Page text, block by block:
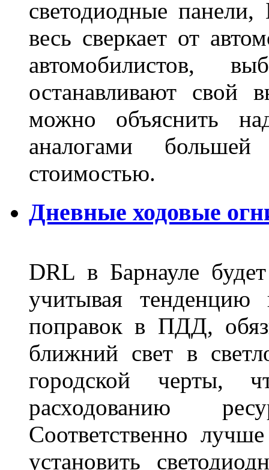
светодиодные
весь сверкает от
автомобилистов,
останавливают
можно объяснить
аналогами
стоимостью.
Дневные ходовые
DRL в Барнауле
учитывая тенденцию
поправок в ПДД,
ближний свет в
городской черты,
расходованию
Соответственно
установить